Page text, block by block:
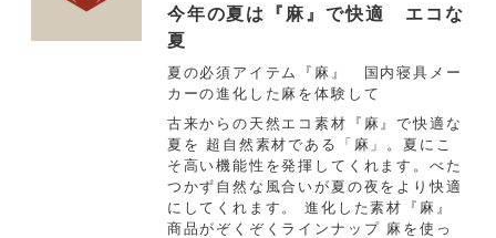
今年の夏は『麻』で快適 エコな
夏
夏の必須アイテム『麻』 国内寝具メー
カーの進化した麻を体験して
古来からの天然エコ素材『麻』で快適な
夏を 超自然素材である「麻」。夏にこ
そ高い機能性を発揮してくれます。べた
つかず自然な風合いが夏の夜をより快適
にしてくれます。 進化した素材『麻』
商品がぞくぞくラインナップ 麻を使っ